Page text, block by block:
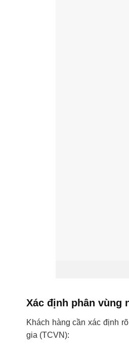
Xác định phân vùng
Khách hàng cần xác định
gia (TCVN):